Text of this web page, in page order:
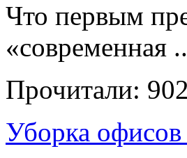
Что первым
«современная
Прочитали:
Уборка